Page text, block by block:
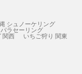
シュノーケリング
ラセーリング
関西 いちご狩り 関東